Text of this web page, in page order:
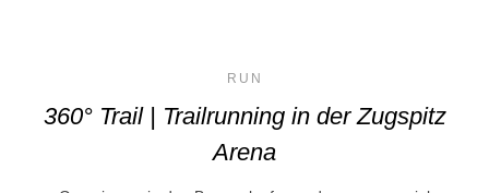
RUN
360° Trail | Trailrunning in der Zugspitz
Arena